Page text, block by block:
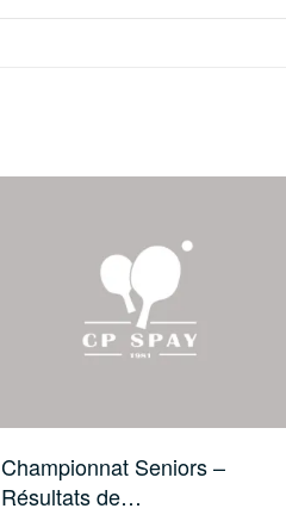
Championnat Seniors –
Résultats de…